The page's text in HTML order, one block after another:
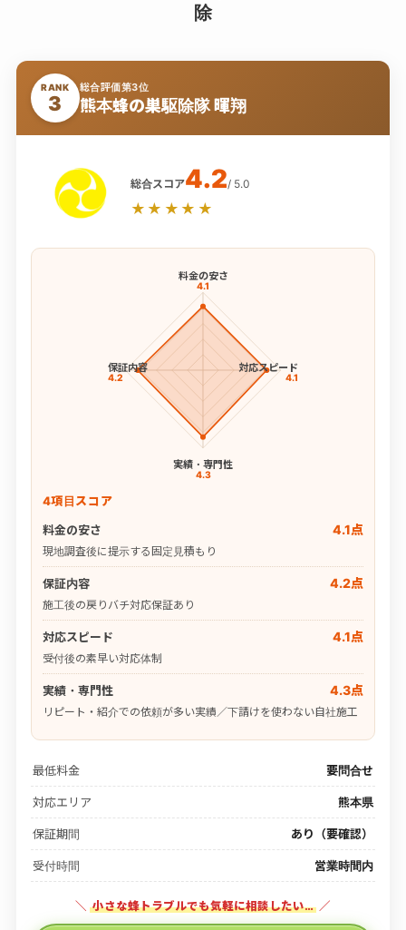
除
RANK
3
総合評価第3位
熊本蜂の巣駆除隊 暉翔
総合スコア4.2/ 5.0
★★★★★
料金の安さ
4.1
対応スピード
4.1
実績・専門性
4.3
保証内容
4.2
4項目スコア
料金の安さ
4.1点
現地調査後に提示する固定見積もり
保証内容 4.2点
施工後の戻りバチ対応保証あり
対応スピード 4.1点
受付後の素早い対応体制
実績・専門性 4.3点
リピート・紹介での依頼が多い実績／下請けを使わない自社施工
最低料金 要問合せ
対応エリア 熊本県
保証期間 あり（要確認）
受付時間 営業時間内
＼ 小さな蜂トラブルでも気軽に相談したい… ／